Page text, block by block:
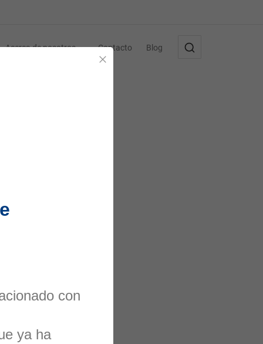
Acerca de nosotros Contacto Blog
con
ya ha